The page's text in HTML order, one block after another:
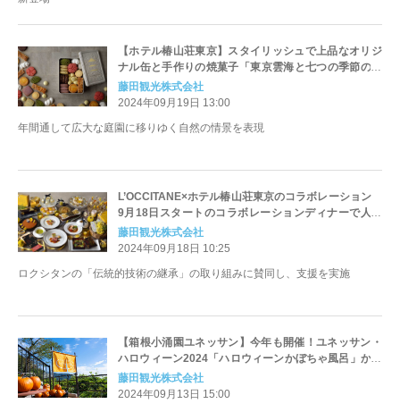
【ホテル椿山荘東京】スタイリッシュで上品なオリジ
ナル缶と手作りの焼菓子「東京雲海と七つの季節のク
ッキー缶」9月25日（水）発売
藤田観光株式会社
2024年09月19日 13:00
年間通して広大な庭園に移りゆく自然の情景を表現
L’OCCITANE×ホテル椿山荘東京のコラボレーション
9月18日スタートのコラボレーションディナーで人気
フレグランス「オスマンサス」日本限定デザインの世
界観を表現
藤田観光株式会社
2024年09月18日 10:25
ロクシタンの「伝統的技術の継承」の取り組みに賛同し、支援を実施
【箱根小涌園ユネッサン】今年も開催！ユネッサン・
ハロウィーン2024「ハロウィーンかぼちゃ風呂」かぼ
ちゃが浮かぶお風呂に甘～いロウリュが登場！
藤田観光株式会社
2024年09月13日 15:00